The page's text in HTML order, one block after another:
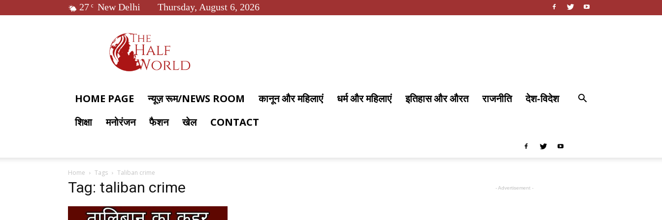
27 C New Delhi Thursday, August 6, 2026
World
HOME PAGE न्यूज़ रूम/NEWS ROOM कानून और महिलाएं धर्म और महिलाएं इतिहास और औरत राजनीति
देश-विदेश
शिक्षा
मनोरंजन फैशन खेल CONTACT
Home Tags Taliban crime
Tag: taliban crime - Advertisement -